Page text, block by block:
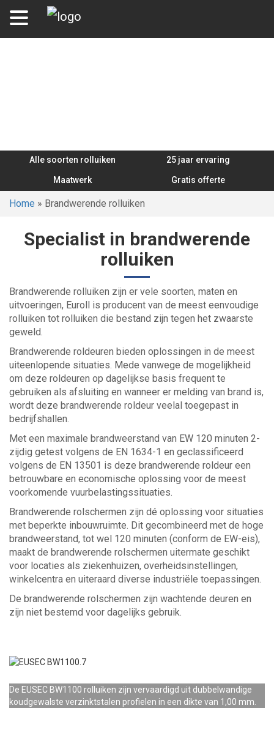
Alle soorten rolluiken 25 jaar ervaring
Maatwerk Gratis offerte
Home » Brandwerende rolluiken
Specialist in brandwerende
rolluiken
Brandwerende rolluiken zijn er vele soorten, maten en
uitvoeringen, Euroll is producent van de meest eenvoudige
rolluiken tot rolluiken die bestand zijn tegen het zwaarste
geweld.
Brandwerende roldeuren bieden oplossingen in de meest
uiteenlopende situaties. Mede vanwege de mogelijkheid
om deze roldeuren op dagelijkse basis frequent te
gebruiken als afsluiting en wanneer er melding van brand is,
wordt deze brandwerende roldeur veelal toegepast in
bedrijfshallen.
Met een maximale brandweerstand van EW 120 minuten 2-
zijdig getest volgens de EN 1634-1 en geclassificeerd
volgens de EN 13501 is deze brandwerende roldeur een
betrouwbare en economische oplossing voor de meest
voorkomende vuurbelastingssituaties.
Brandwerende rolschermen zijn dé oplossing voor situaties
met beperkte inbouwruimte. Dit gecombineerd met de hoge
brandweerstand, tot wel 120 minuten (conform de EW-eis),
maakt de brandwerende rolschermen uitermate geschikt
voor locaties als ziekenhuizen, overheidsinstellingen,
winkelcentra en uiteraard diverse industriële toepassingen.
De brandwerende rolschermen zijn wachtende deuren en
zijn niet bestemd voor dagelijks gebruik.
De EUSEC BW1100 rolluiken zijn vervaardigd uit dubbelwandige
koudgewalste verzinktstalen profielen in een dikte van 1,00 mm.